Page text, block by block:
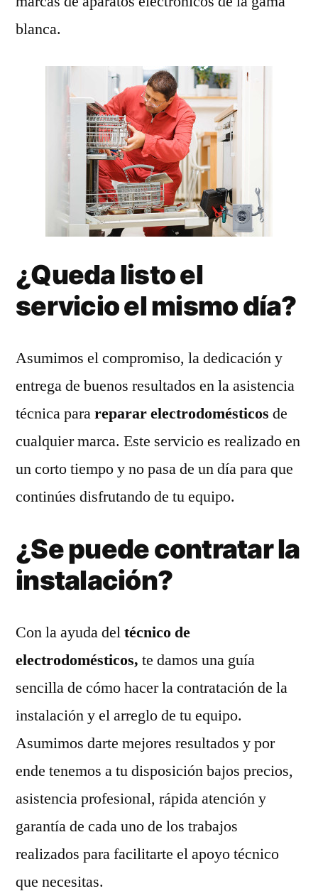
blanca.
¿Queda listo el
servicio el mismo día?
Asumimos el compromiso, la dedicación y
entrega de buenos resultados en la asistencia
técnica parareparar electrodomésticos de
cualquier marca. Este servicio es realizado en
un corto tiempo y no pasa de un día para que
continúes disfrutando de tu equipo.
¿Se puede contratar la
instalación?
Con la ayuda deltécnico de
electrodomésticos, te damos una guía
sencilla de cómo hacer la contratación de la
instalación y el arreglo de tu equipo.
Asumimos darte mejores resultados y por
ende tenemos a tu disposición bajos precios,
asistencia profesional, rápida atención y
garantía de cada uno de los trabajos
realizados para facilitarte el apoyo técnico
que necesitas.